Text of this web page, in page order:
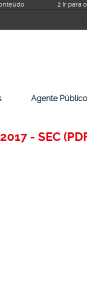
2 Ir para
Agente Público
- SEC